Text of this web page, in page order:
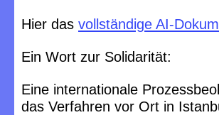
Hier das vollständige AI-
Ein Wort zur Solidarität:
Eine internationale
das Verfahren vor Ort in